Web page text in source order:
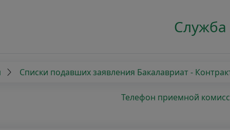
Служба
Списки подавших заявления Бакалавриат -
Телефон приемной